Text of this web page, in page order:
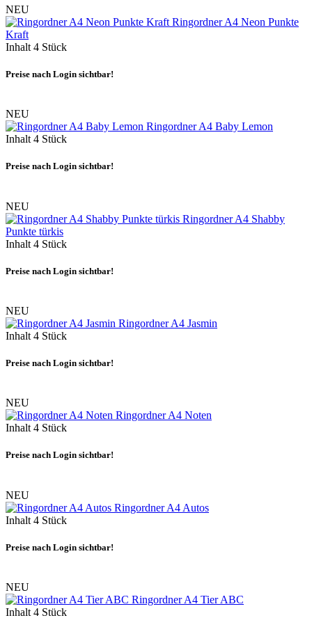
NEU
Ringordner A4 Neon Punkte
Kraft
Inhalt 4 Stück
Preise nach Login sichtbar!
NEU
Ringordner A4 Baby Lemon
Inhalt 4 Stück
Preise nach Login sichtbar!
NEU
Ringordner A4 Shabby
Punkte türkis
Inhalt 4 Stück
Preise nach Login sichtbar!
NEU
Ringordner A4 Jasmin
Inhalt 4 Stück
Preise nach Login sichtbar!
NEU
Ringordner A4 Noten
Inhalt 4 Stück
Preise nach Login sichtbar!
NEU
Ringordner A4 Autos
Inhalt 4 Stück
Preise nach Login sichtbar!
NEU
Ringordner A4 Tier ABC
Inhalt 4 Stück